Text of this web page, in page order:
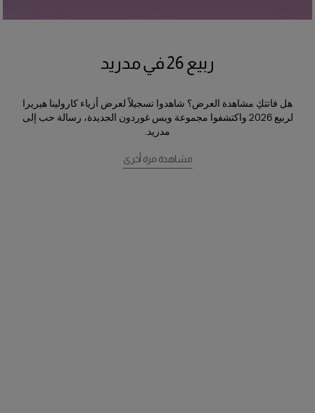
ربيع 26 في مدريد
هل فاتتكِ مشاهدة العرض؟ شاهدوا تسجيلاً لعرض أزياء كارولينا هيريرا
لربيع 2026 واكتشفوا مجموعة ويس غوردون الجديدة، رسالة حب إلى
مدريد.
مشاهدة مرة أخرى